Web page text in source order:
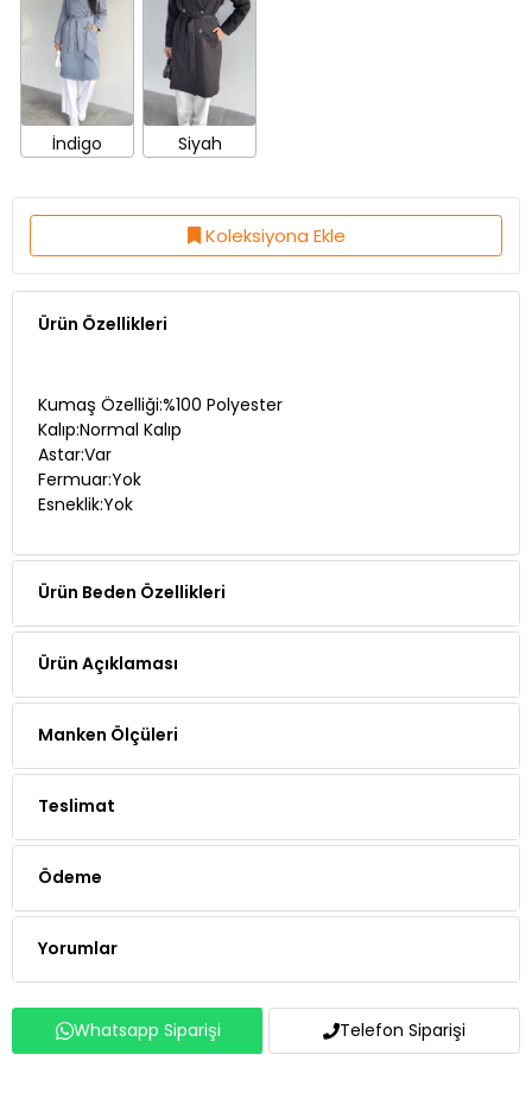
İndigo Siyah
Koleksiyona Ekle
Ürün Özellikleri
Kumaş Özelliği:%100 Polyester
Kalıp:Normal Kalıp
Astar:Var
Fermuar:Yok
Esneklik:Yok
Ürün Beden Özellikleri
Ürün Açıklaması
Manken Ölçüleri
Teslimat
Ödeme
Yorumlar
Whatsapp Siparişi Telefon Siparişi